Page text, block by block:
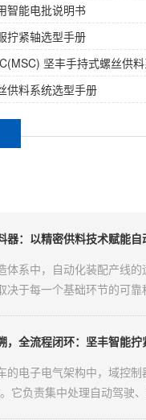
智能电批说明书
拧紧轴选型手册
坚丰手持式螺丝供
供料系统选型手册
升3–5倍、6–12个月回本的
阱。...
动化拧紧系统的执行单元
体结构设计，也与摆臂、
型与磨损状态直接相关。在
根源往往不在模组整体设计
配不当。以下针对三类关键
备，但其运行状态却深刻影
能控制与系统集成于一体的
核心作用、典型应用场景
决于每一个基础环节的可
序的前置环节，其工作质量
与产出。供料过程中一旦
将导致后续拧紧工位被迫停
料器，对于保障产线连续
现实意义。...
它负责集中处理自动驾驶
功能域的数据与逻辑，尤